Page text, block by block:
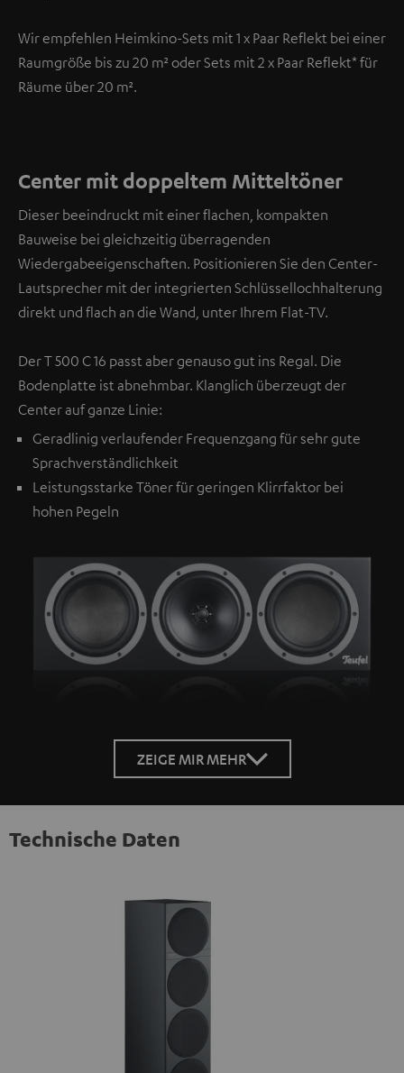
Wir empfehlen Heimkino-Sets mit 1 x Paar Reflekt bei einer
Raumgröße bis zu 20 m² oder Sets mit 2 x Paar Reflekt* für
Räume über 20 m².
Center mit doppeltem Mitteltöner
Dieser beeindruckt mit einer flachen, kompakten
Bauweise bei gleichzeitig überragenden
Wiedergabeeigenschaften. Positionieren Sie den Center-
Lautsprecher mit der integrierten Schlüssellochhalterung
direkt und flach an die Wand, unter Ihrem Flat-TV.
Der T 500 C 16 passt aber genauso gut ins Regal. Die
Bodenplatte ist abnehmbar. Klanglich überzeugt der
Center auf ganze Linie:
Geradlinig verlaufender Frequenzgang für sehr gute
Sprachverständlichkeit
Leistungsstarke Töner für geringen Klirrfaktor bei
hohen Pegeln
ZEIGE MIR MEHR
Technische Daten